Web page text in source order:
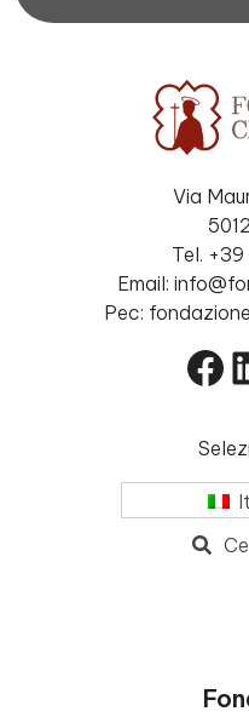
Via
Tel.
Email:
Pec: